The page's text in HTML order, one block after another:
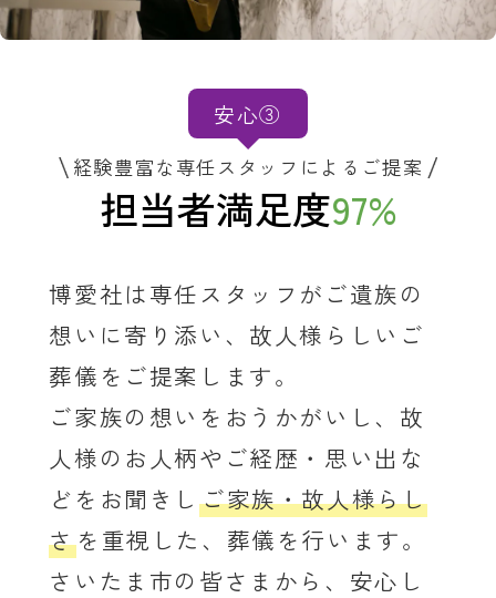
安心③
経験豊富な専任スタッフによるご提案
担当者満足度97%
博愛社は専任スタッフがご遺族の
想いに寄り添い、故人様らしいご
葬儀をご提案します。
ご家族の想いをおうかがいし、故
人様のお人柄やご経歴・思い出な
どをお聞きしご家族・故人様らし
さを重視した、葬儀を行います。
さいたま市の皆さまから、安心し